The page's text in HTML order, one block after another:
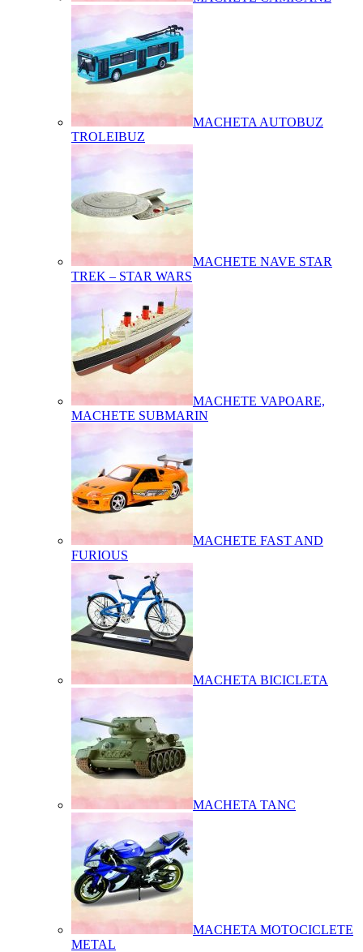
MACHETA AUTOBUZ
TROLEIBUZ
MACHETE NAVE STAR
TREK – STAR WARS
MACHETE VAPOARE,
MACHETE SUBMARIN
MACHETE FAST AND
FURIOUS
MACHETA BICICLETA
MACHETA TANC
MACHETA MOTOCICLETE
METAL